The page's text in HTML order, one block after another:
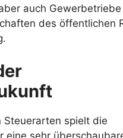
auch Gewerbetriebe
des öffentlichen
Steuerarten spielt die